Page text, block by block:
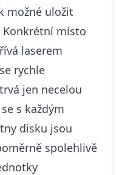
možné uložit
místo
laserem
rychle
jen necelou
s každým
disku jsou
spolehlivě